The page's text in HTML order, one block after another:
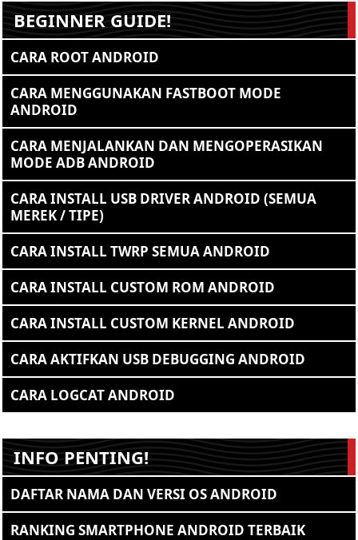
BEGINNER GUIDE!
CARA ROOT ANDROID
CARA MENGGUNAKAN FASTBOOT MODE
ANDROID
CARA MENJALANKAN DAN MENGOPERASIKAN
MODE ADB ANDROID
CARA INSTALL USB DRIVER ANDROID (SEMUA
MEREK / TIPE)
CARA INSTALL TWRP SEMUA ANDROID
CARA INSTALL CUSTOM ROM ANDROID
CARA INSTALL CUSTOM KERNEL ANDROID
CARA AKTIFKAN USB DEBUGGING ANDROID
CARA LOGCAT ANDROID
INFO PENTING!
DAFTAR NAMA DAN VERSI OS ANDROID
RANKING SMARTPHONE ANDROID TERBAIK